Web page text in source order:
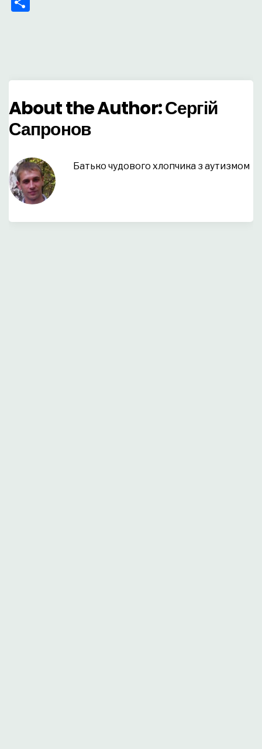
About the Author:Сергій
Сапронов
Батько чудового хлопчика з аутизмом